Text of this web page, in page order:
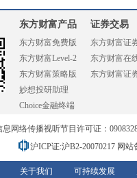
东方财富产品
东方财富免费版
东方财富Level-2
东方财富策略版
妙想投研助理
Choice金融终端
证券交易
东方财富证
东方财富在
东方财富证
息网络传播视听节目许可证：
沪ICP证:沪B2-20070217 网站
关于我们 可持续发展